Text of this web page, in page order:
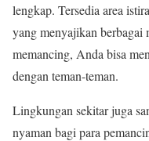
lengkap. Tersedia area
yang menyajikan berbagai
memancing, Anda bisa
dengan teman-teman.
Lingkungan sekitar juga
nyaman bagi para